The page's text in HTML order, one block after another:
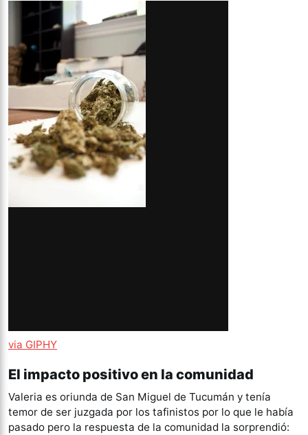
via GIPHY
El impacto positivo en la comunidad
Valeria es oriunda de San Miguel de Tucumán y tenía
temor de ser juzgada por los tafinistos por lo que le había
pasado pero la respuesta de la comunidad la sorprendió: